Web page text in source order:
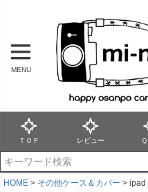
MENU
ＴＯＰ レビュー
HOME その他ケース＆カバー ipad